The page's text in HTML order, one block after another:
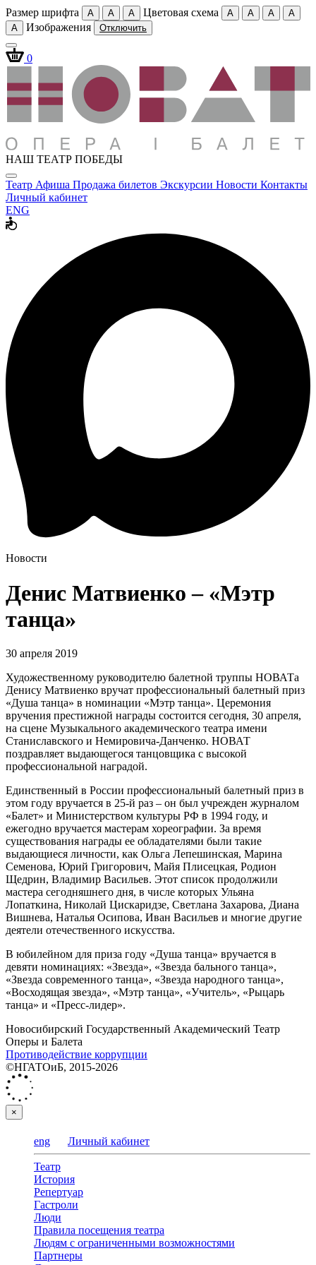
Размер шрифта A A A Цветовая схема A A A
A
A
Изображения Отключить
0
НАШ ТЕАТР ПОБЕДЫ
Театр Афиша Продажа билетов Экскурсии Новости Контакты
Личный кабинет
ENG
Новости
Денис Матвиенко – «Мэтр
танца»
30 апреля 2019
Художественному руководителю балетной труппы НОВАТа
Денису Матвиенко вручат профессиональный балетный приз
«Душа танца» в номинации «Мэтр танца». Церемония
вручения престижной награды состоится сегодня, 30 апреля,
на сцене Музыкального академического театра имени
Станиславского и Немировича-Данченко. НОВАТ
поздравляет выдающегося танцовщика с высокой
профессиональной наградой.
Единственный в России профессиональный балетный приз в
этом году вручается в 25-й раз – он был учрежден журналом
«Балет» и Министерством культуры РФ в 1994 году, и
ежегодно вручается мастерам хореографии. За время
существования награды ее обладателями были такие
выдающиеся личности, как Ольга Лепешинская, Марина
Семенова, Юрий Григорович, Майя Плисецкая, Родион
Щедрин, Владимир Васильев. Этот список продолжили
мастера сегодняшнего дня, в числе которых Ульяна
Лопаткина, Николай Цискаридзе, Светлана Захарова, Диана
Вишнева, Наталья Осипова, Иван Васильев и многие другие
деятели отечественного искусства.
В юбилейном для приза году «Душа танца» вручается в
девяти номинациях: «Звезда», «Звезда бального танца»,
«Звезда современного танца», «Звезда народного танца»,
«Восходящая звезда», «Мэтр танца», «Учитель», «Рыцарь
танца» и «Пресс-лидер».
Новосибирский Государственный Академический Театр
Оперы и Балета
Противодействие коррупции
©НГАТОиБ, 2015-2026
×
eng Личный кабинет
Театр
История
Репертуар
Гастроли
Люди
Правила посещения театра
Людям с ограниченными возможностями
Партнеры